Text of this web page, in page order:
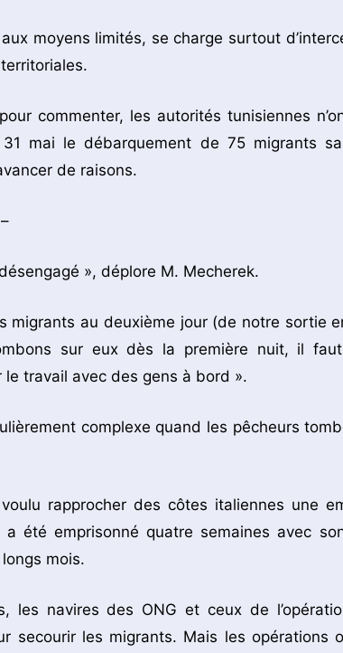
moyens limités, se charge surtout
commenter, les autorités tunisiennes
mai le débarquement de 75 migrants
de raisons.
», déplore M. Mecherek.
migrants au deuxième jour (de notre sortie
sur eux dès la première nuit, il
travail avec des gens à bord ».
complexe quand les pêcheurs
rapprocher des côtes italiennes une
a été emprisonné quatre semaines avec
mois.
les navires des ONG et ceux de
secourir les migrants. Mais les